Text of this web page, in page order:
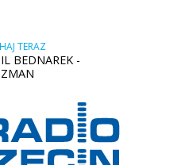
TERAZ
BEDNAREK -